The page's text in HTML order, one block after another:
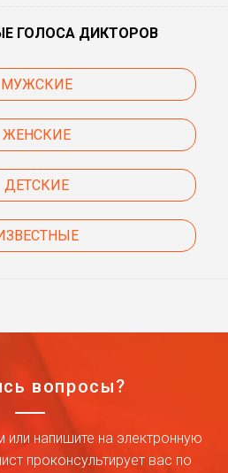
ГОЛОСА ДИКТОРОВ
МУЖСКИЕ
ЖЕНСКИЕ
ДЕТСКИЕ
вопросы?
или напишите на электронную
проконсультирует вас по